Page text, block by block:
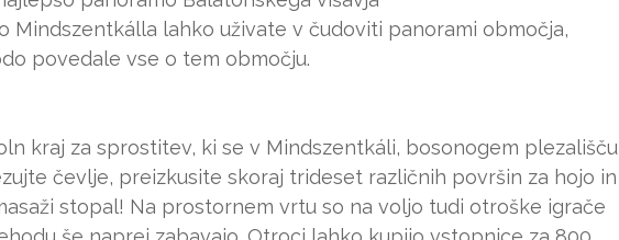
Mindszentkálla lahko uživate v čudoviti panorami območja,
povedale vse o tem območju.
kraj za sprostitev, ki se v Mindszentkáli, bosonogem plezališču
čevlje, preizkusite skoraj trideset različnih površin za hojo in
stopal! Na prostornem vrtu so na voljo tudi otroške igrače